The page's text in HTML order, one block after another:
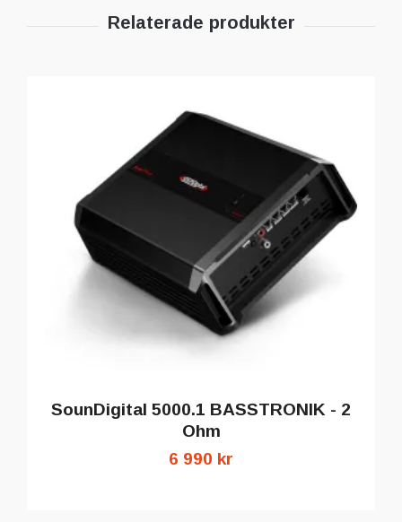
SounDigital 5000.1 BASSTRONIK - 2
Ohm
6 990 kr